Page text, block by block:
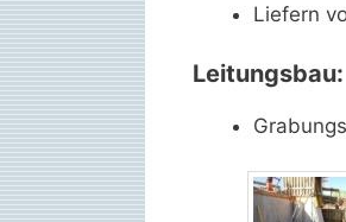
Liefern
Leitungsbau: